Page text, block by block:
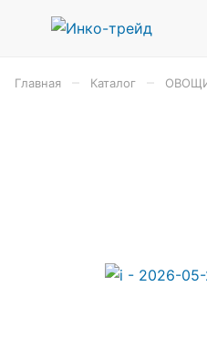
Главная Каталог